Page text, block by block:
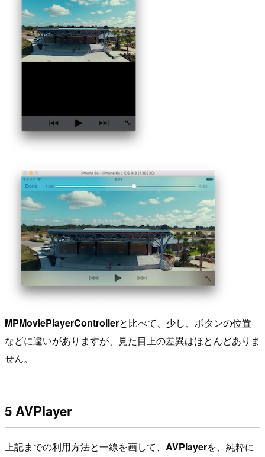
MPMoviePlayerControllerと比べて、少し、ボタンの位置
などに違いがありますが、見た目上の差異はほとんどありま
せん。
5 AVPlayer
上記までの利用方法と一線を画して、 AVPlayerを、純粋に